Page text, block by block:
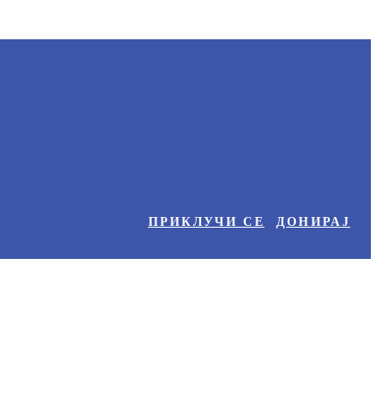
ДОНИРАЈ
ПРИКЛУЧИ СЕ